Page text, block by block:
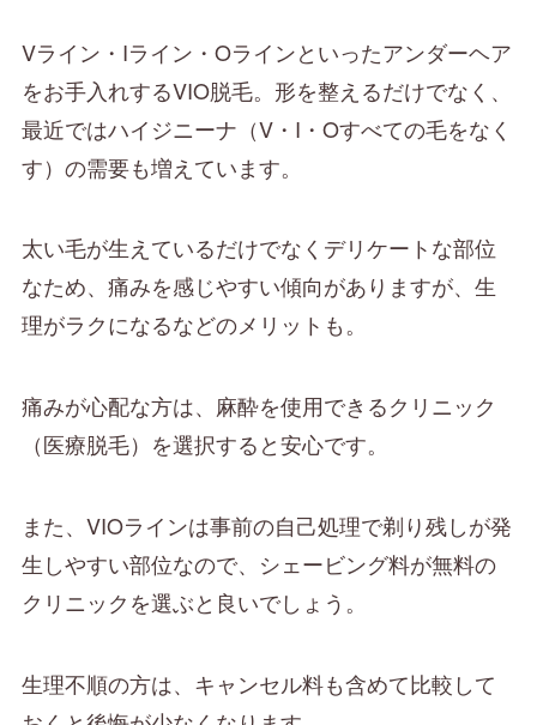
Vライン・Iライン・Oラインといったアンダーヘア
をお手入れするVIO脱毛。形を整えるだけでなく、
最近ではハイジニーナ（V・I・Oすべての毛をなく
す）の需要も増えています。
太い毛が生えているだけでなくデリケートな部位
なため、痛みを感じやすい傾向がありますが、生
理がラクになるなどのメリットも。
痛みが心配な方は、麻酔を使用できるクリニック
（医療脱毛）を選択すると安心です。
また、VIOラインは事前の自己処理で剃り残しが発
生しやすい部位なので、シェービング料が無料の
クリニックを選ぶと良いでしょう。
生理不順の方は、キャンセル料も含めて比較して